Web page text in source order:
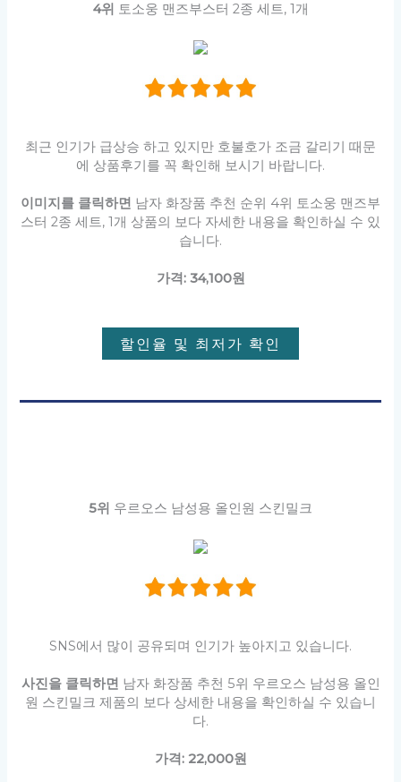
4위 토소웅 맨즈부스터 2종 세트, 1개
최근 인기가 급상승 하고 있지만 호불호가 조금 갈리기 때문
에 상품후기를 꼭 확인해 보시기 바랍니다.
이미지를 클릭하면 남자 화장품 추천 순위 4위 토소웅 맨즈부
스터 2종 세트, 1개 상품의 보다 자세한 내용을 확인하실 수 있
습니다.
가격: 34,100원
할인율 및 최저가 확인
5위 우르오스 남성용 올인원 스킨밀크
SNS에서 많이 공유되며 인기가 높아지고 있습니다.
사진을 클릭하면 남자 화장품 추천 5위 우르오스 남성용 올인
원 스킨밀크 제품의 보다 상세한 내용을 확인하실 수 있습니
다.
가격: 22,000원